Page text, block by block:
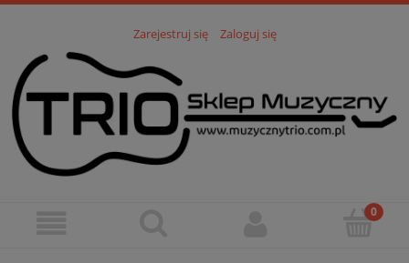
Zarejestruj się Zaloguj się